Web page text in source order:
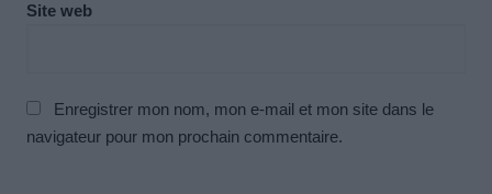
Site web
Enregistrer mon nom, mon e-mail et mon site dans le
navigateur pour mon prochain commentaire.